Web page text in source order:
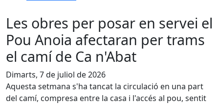
Les obres per posar en servei el
Pou Anoia afectaran per trams
el camí de Ca n'Abat
Dimarts, 7 de juliol de 2026
Aquesta setmana s'ha tancat la circulació en una part
del camí, compresa entre la casa i l'accés al pou, sentit